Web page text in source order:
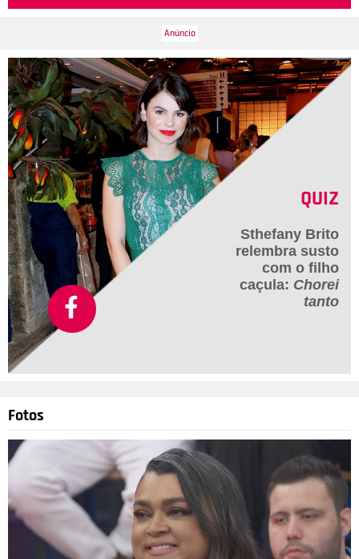
QUIZ
Sthefany Brito
relembra susto
com o filho
caçula: Chorei
tanto
Fotos